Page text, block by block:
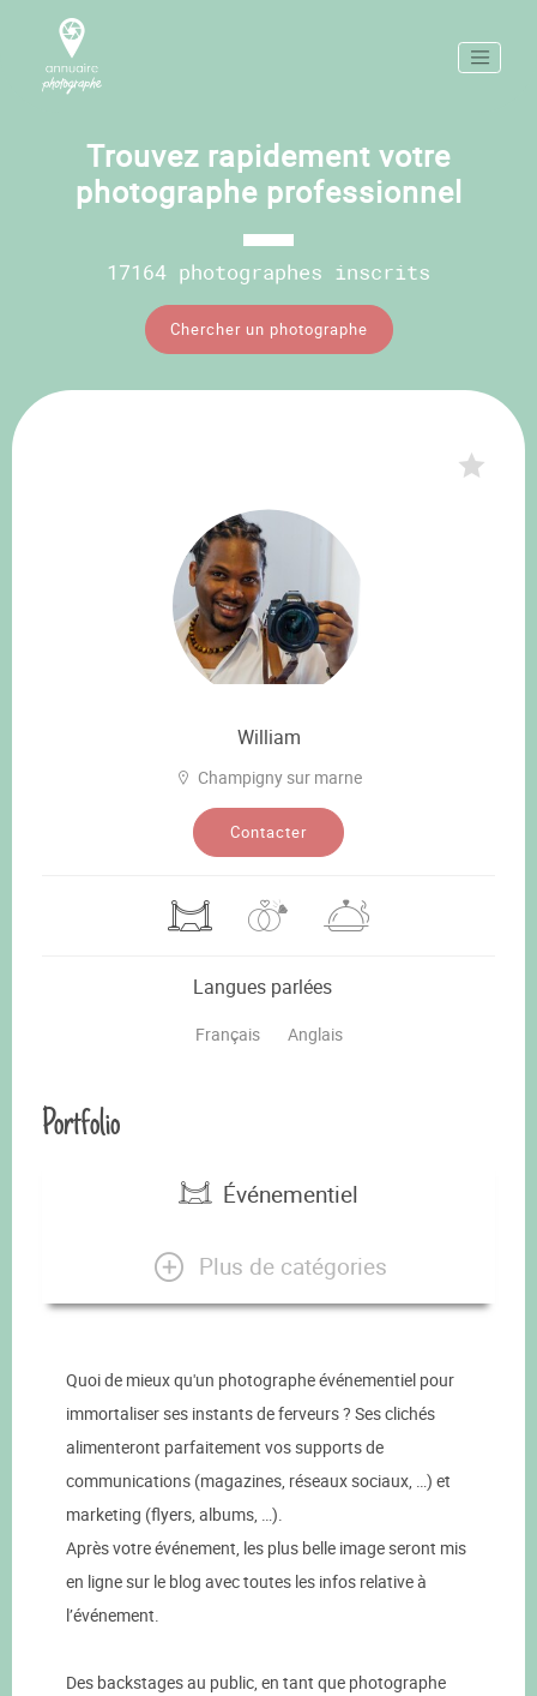
Trouvez rapidement votre
photographe professionnel
17164 photographes inscrits
Chercher un photographe
William
Champigny sur marne
Contacter
Langues parlées
Français Anglais
Portfolio
Événementiel
Plus de catégories
Quoi de mieux qu'un photographe événementiel pour
immortaliser ses instants de ferveurs ? Ses clichés
alimenteront parfaitement vos supports de
communications (magazines, réseaux sociaux, …) et
marketing (flyers, albums, …).
Après votre événement, les plus belle image seront mis
en ligne sur le blog avec toutes les infos relative à
l’événement.
Des backstages au public, en tant que photographe